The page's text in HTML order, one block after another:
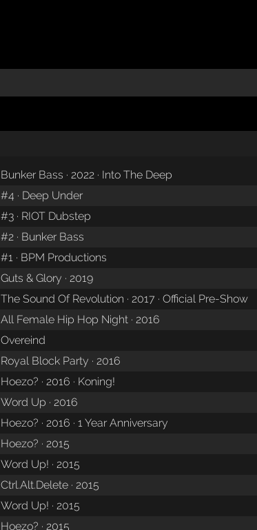
Bunker Bass · 2022 · Into The Deep
#4 · Deep Under
#3 · RIOT Dubstep
#2 · Bunker Bass
#1 · BPM Productions
Guts & Glory · 2019
The Sound Of Revolution · 2017 · Official Pre-Show
All Female Hip Hop Night · 2016
Overeind
Royal Block Party · 2016
Hoezo? · 2016 · Koning!
Word Up · 2016
Hoezo? · 2016 · 1 Year Anniversary
Hoezo? · 2015
Word Up! · 2015
Ctrl.Alt.Delete · 2015
Word Up! · 2015
Hoezo? · 2015